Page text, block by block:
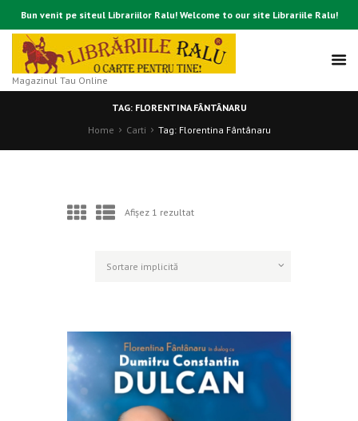
Bun venit pe siteul Librariilor Ralu! Welcome to our site Librariile Ralu!
Magazinul Tau Online
TAG: FLORENTINA FÂNTÂNARU
Home
Carti Tag: Florentina Fântânaru
Afișez 1 rezultat